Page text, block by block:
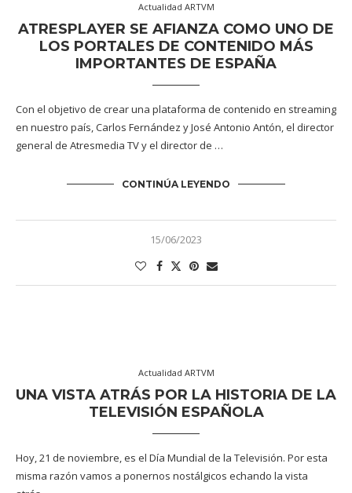
Actualidad ARTVM
ATRESPLAYER SE AFIANZA COMO UNO DE
LOS PORTALES DE CONTENIDO MÁS
IMPORTANTES DE ESPAÑA
Con el objetivo de crear una plataforma de contenido en streaming
en nuestro país, Carlos Fernández y José Antonio Antón, el director
general de Atresmedia TV y el director de …
CONTINÚA LEYENDO
15/06/2023
Actualidad ARTVM
UNA VISTA ATRÁS POR LA HISTORIA DE LA
TELEVISIÓN ESPAÑOLA
Hoy, 21 de noviembre, es el Día Mundial de la Televisión. Por esta
misma razón vamos a ponernos nostálgicos echando la vista